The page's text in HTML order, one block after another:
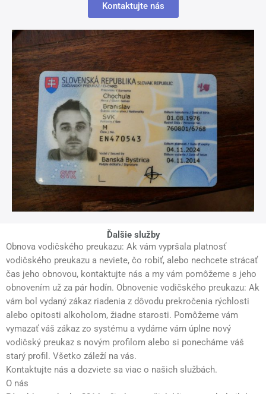
Kontaktujte nás
Ďalšie služby
Obnova vodičského preukazu: Ak vám vypršala platnosť
vodičského preukazu a neviete, čo robiť, alebo nechcete strácať
čas jeho obnovou, kontaktujte nás a my vám pomôžeme s jeho
obnovením už za pár hodín. Obnovenie vodičského preukazu: Ak
vám bol vydaný zákaz riadenia z dôvodu prekročenia rýchlosti
alebo opitosti alkoholom, žiadne starosti. Pomôžeme vám
vymazať váš zákaz zo systému a vydáme vám úplne nový
vodičský preukaz s novým profilom alebo si ponecháme váš
starý profil. Všetko záleží na vás.
Kontaktujte nás a dozviete sa viac o našich službách.
O nás